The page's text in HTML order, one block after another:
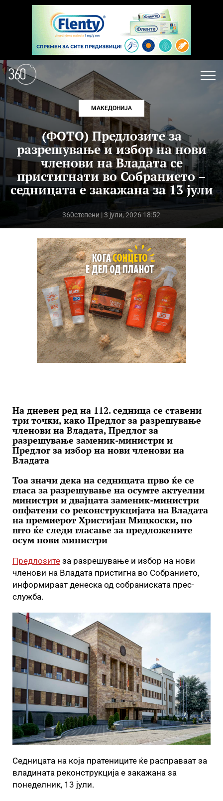
МАКЕДОНИЈА
(ФОТО) Предлозите за
разрешување и избор на нови
членови на Владата се
пристигнати во Собранието –
седницата е закажана за 13 јули
360степени | 3 јули, 2026 18:52
На дневен ред на 112. седница се ставени
три точки, како Предлог за разрешување
членови на Владата, Предлог за
разрешување заменик-министри и
Предлог за избор на нови членови на
Владата
Тоа значи дека на седницата прво ќе се
гласа за разрешување на осумте актуелни
министри и двајцата заменик-министри
опфатени со реконструкцијата на Владата
на премиерот Христијан Мицкоски, по
што ќе следи гласање за предложените
осум нови министри
Предлозите за разрешување и избор на нови
членови на Владата пристигна во Собранието,
информираат денеска од собраниската прес-
служба.
Седницата на која пратениците ќе расправаат за
владината реконструкција е закажана за
понеделник, 13 јули.